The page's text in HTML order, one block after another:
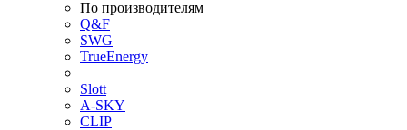
По производителям
Q&F
SWG
TrueEnergy
Slott
A-SKY
CLIP